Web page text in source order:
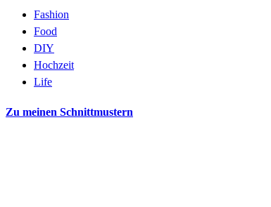
Fashion
Food
DIY
Hochzeit
Life
Zu meinen Schnittmustern